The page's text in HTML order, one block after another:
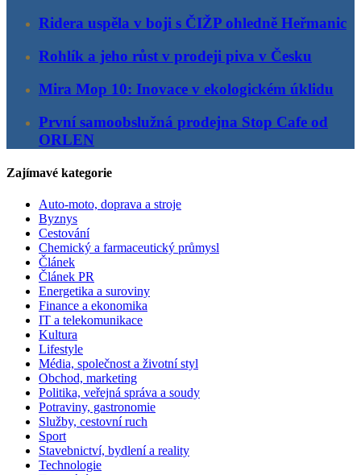
Ridera uspěla v boji s ČIŽP ohledně Heřmanic
Rohlík a jeho růst v prodeji piva v Česku
Mira Mop 10: Inovace v ekologickém úklidu
První samoobslužná prodejna Stop Cafe od
ORLEN
Zajímavé kategorie
Auto-moto, doprava a stroje
Byznys
Cestování
Chemický a farmaceutický průmysl
Článek
Článek PR
Energetika a suroviny
Finance a ekonomika
IT a telekomunikace
Kultura
Lifestyle
Média, společnost a životní styl
Obchod, marketing
Politika, veřejná správa a soudy
Potraviny, gastronomie
Služby, cestovní ruch
Sport
Stavebnictví, bydlení a reality
Technologie